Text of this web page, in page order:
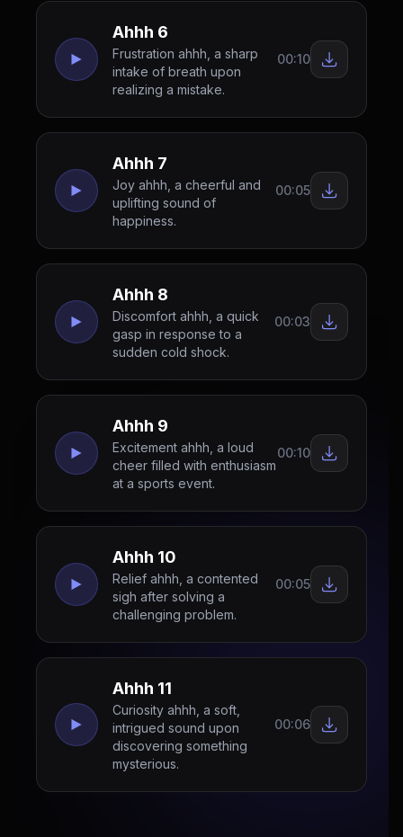
Ahhh 6
Frustration ahhh, a sharp
intake of breath upon
realizing a mistake.
00:10
Ahhh 7
Joy ahhh, a cheerful and
uplifting sound of
happiness.
00:05
Ahhh 8
Discomfort ahhh, a quick
gasp in response to a
sudden cold shock.
00:03
Ahhh 9
Excitement ahhh, a loud
cheer filled with enthusiasm
at a sports event.
00:10
Ahhh 10
Relief ahhh, a contented
sigh after solving a
challenging problem.
00:05
Ahhh 11
Curiosity ahhh, a soft,
intrigued sound upon
discovering something
mysterious.
00:06